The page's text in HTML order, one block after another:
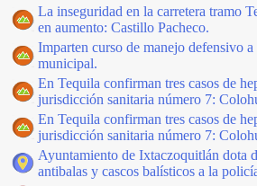
La inseguridad en la carretera tramo
en aumento: Castillo Pacheco.
Imparten curso de manejo defensivo
municipal.
En Tequila confirman tres casos de
jurisdicción sanitaria número 7:
En Tequila confirman tres casos de
jurisdicción sanitaria número 7:
Ayuntamiento de Ixtaczoquitlán dota
antibalas y cascos balísticos a la